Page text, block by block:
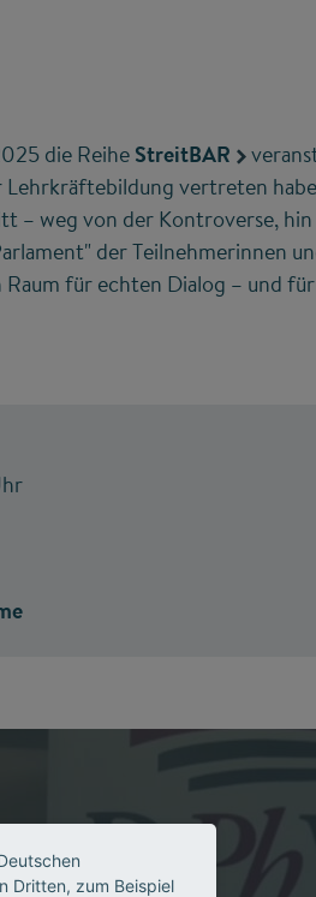
die Reihe StreitBAR
vertreten
– weg von der Kontroverse, hin
der Teilnehmerinnen
für echten Dialog – und
Dritten, zum Beispiel